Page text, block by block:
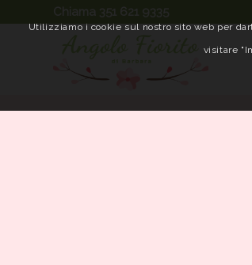
Chiama 351 621 9335
Utilizziamo i cookie sul nostro sito web per
visitare